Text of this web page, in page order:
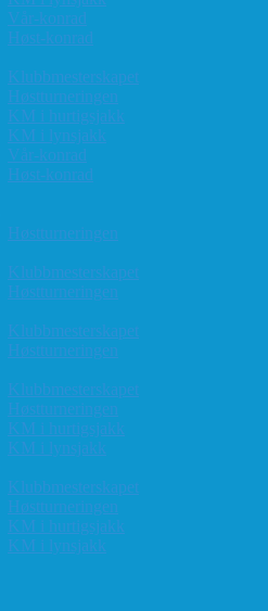
Vår-konrad
Høst-konrad
Klubbmesterskapet
Høstturneringen
KM i hurtigsjakk
KM i lynsjakk
Vår-konrad
Høst-konrad
Høstturneringen
Klubbmesterskapet
Høstturneringen
Klubbmesterskapet
Høstturneringen
Klubbmesterskapet
Høstturneringen
KM i hurtigsjakk
KM i lynsjakk
Klubbmesterskapet
Høstturneringen
KM i hurtigsjakk
KM i lynsjakk